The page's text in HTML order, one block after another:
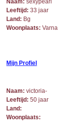
Naam: sexypearl
Leeftijd: 33 jaar
Land: Bg
Woonplaats: Varna
Mijn Profiel
Naam: victoria-
Leeftijd: 50 jaar
Land:
Woonplaats: